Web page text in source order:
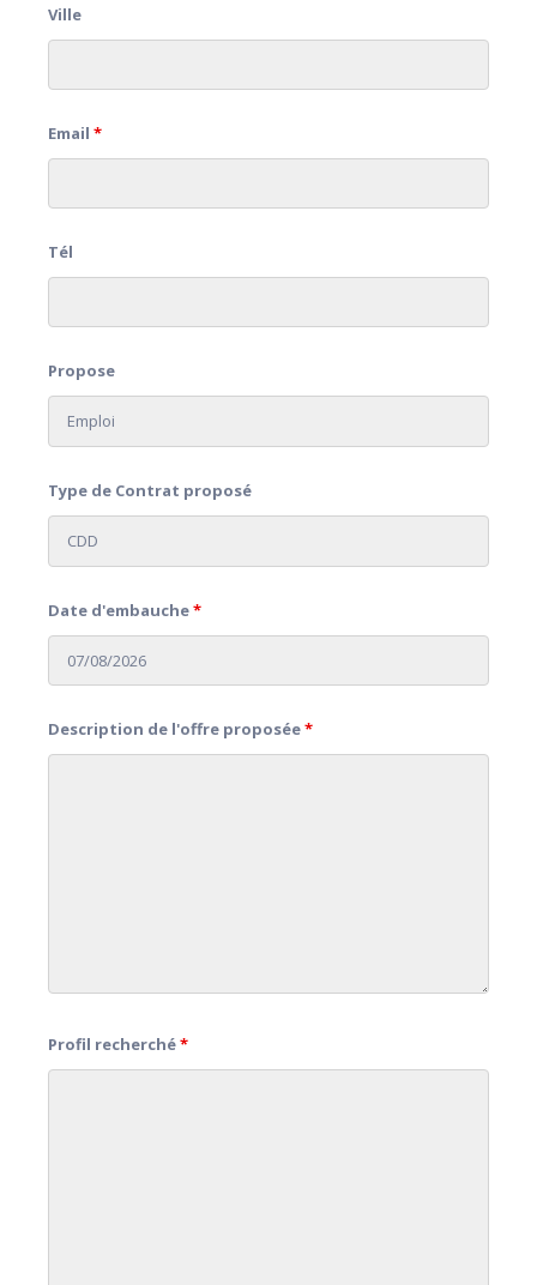
Ville
Email *
Tél
Propose
Type de Contrat proposé
Date d'embauche*
Description de l'offre proposée*
Profil recherché*